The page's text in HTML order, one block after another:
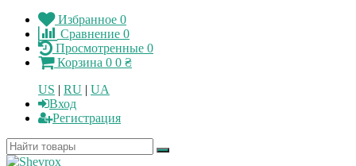
Избранное 0
Сравнение 0
Просмотренные 0
Корзина 0 0 ₴
US | RU | UA
Вход
Регистрация